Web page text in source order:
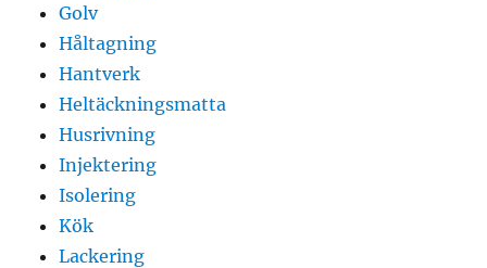
Golv
Håltagning
Hantverk
Heltäckningsmatta
Husrivning
Injektering
Isolering
Kök
Lackering